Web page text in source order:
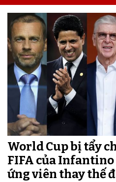
World Cup bị tẩy
FIFA của
ứng viên thay thế